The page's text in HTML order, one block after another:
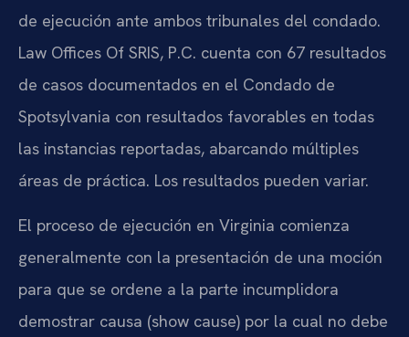
de ejecución ante ambos tribunales del condado.
Law Offices Of SRIS, P.C. cuenta con 67 resultados
de casos documentados en el Condado de
Spotsylvania con resultados favorables en todas
las instancias reportadas, abarcando múltiples
áreas de práctica. Los resultados pueden variar.
El proceso de ejecución en Virginia comienza
generalmente con la presentación de una moción
para que se ordene a la parte incumplidora
demostrar causa (show cause) por la cual no debe